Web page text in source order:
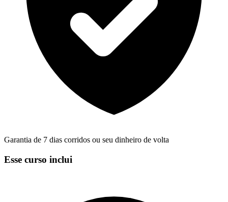
Garantia de 7 dias corridos ou seu dinheiro de volta
Esse curso inclui